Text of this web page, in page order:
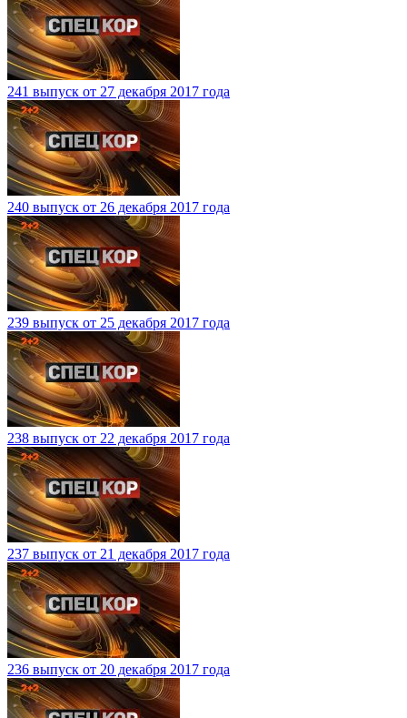
241 выпуск от 27 декабря 2017 года
240 выпуск от 26 декабря 2017 года
239 выпуск от 25 декабря 2017 года
238 выпуск от 22 декабря 2017 года
237 выпуск от 21 декабря 2017 года
236 выпуск от 20 декабря 2017 года